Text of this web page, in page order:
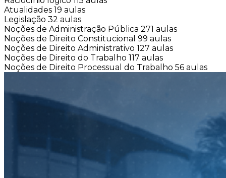
Atualidades 19 aulas
Legislação 32 aulas
Noções de Administração Pública 271 aulas
Noções de Direito Constitucional 99 aulas
Noções de Direito Administrativo 127 aulas
Noções de Direito do Trabalho 117 aulas
Noções de Direito Processual do Trabalho 56 aulas